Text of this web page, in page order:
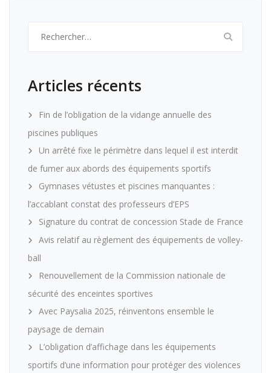
Articles récents
Fin de l’obligation de la vidange annuelle des
piscines publiques
Un arrêté fixe le périmètre dans lequel il est interdit
de fumer aux abords des équipements sportifs
Gymnases vétustes et piscines manquantes :
l’accablant constat des professeurs d’EPS
Signature du contrat de concession Stade de France
Avis relatif au règlement des équipements de volley-
ball
Renouvellement de la Commission nationale de
sécurité des enceintes sportives
Avec Paysalia 2025, réinventons ensemble le
paysage de demain
L’obligation d’affichage dans les équipements
sportifs d’une information pour protéger des violences